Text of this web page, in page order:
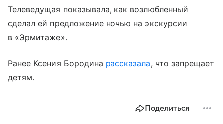
Телеведущая показывала, как возлюбленный
сделал ей предложение ночью на экскурсии
в «Эрмитаже».
Ранее Ксения Бородина рассказала, что запрещает
детям.
Поделиться